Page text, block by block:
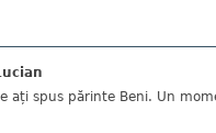
ați spus părinte Beni. Un